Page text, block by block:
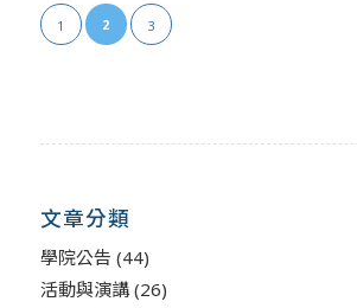
1 2 3
文章分類
學院公告 (44)
活動與演講(26)